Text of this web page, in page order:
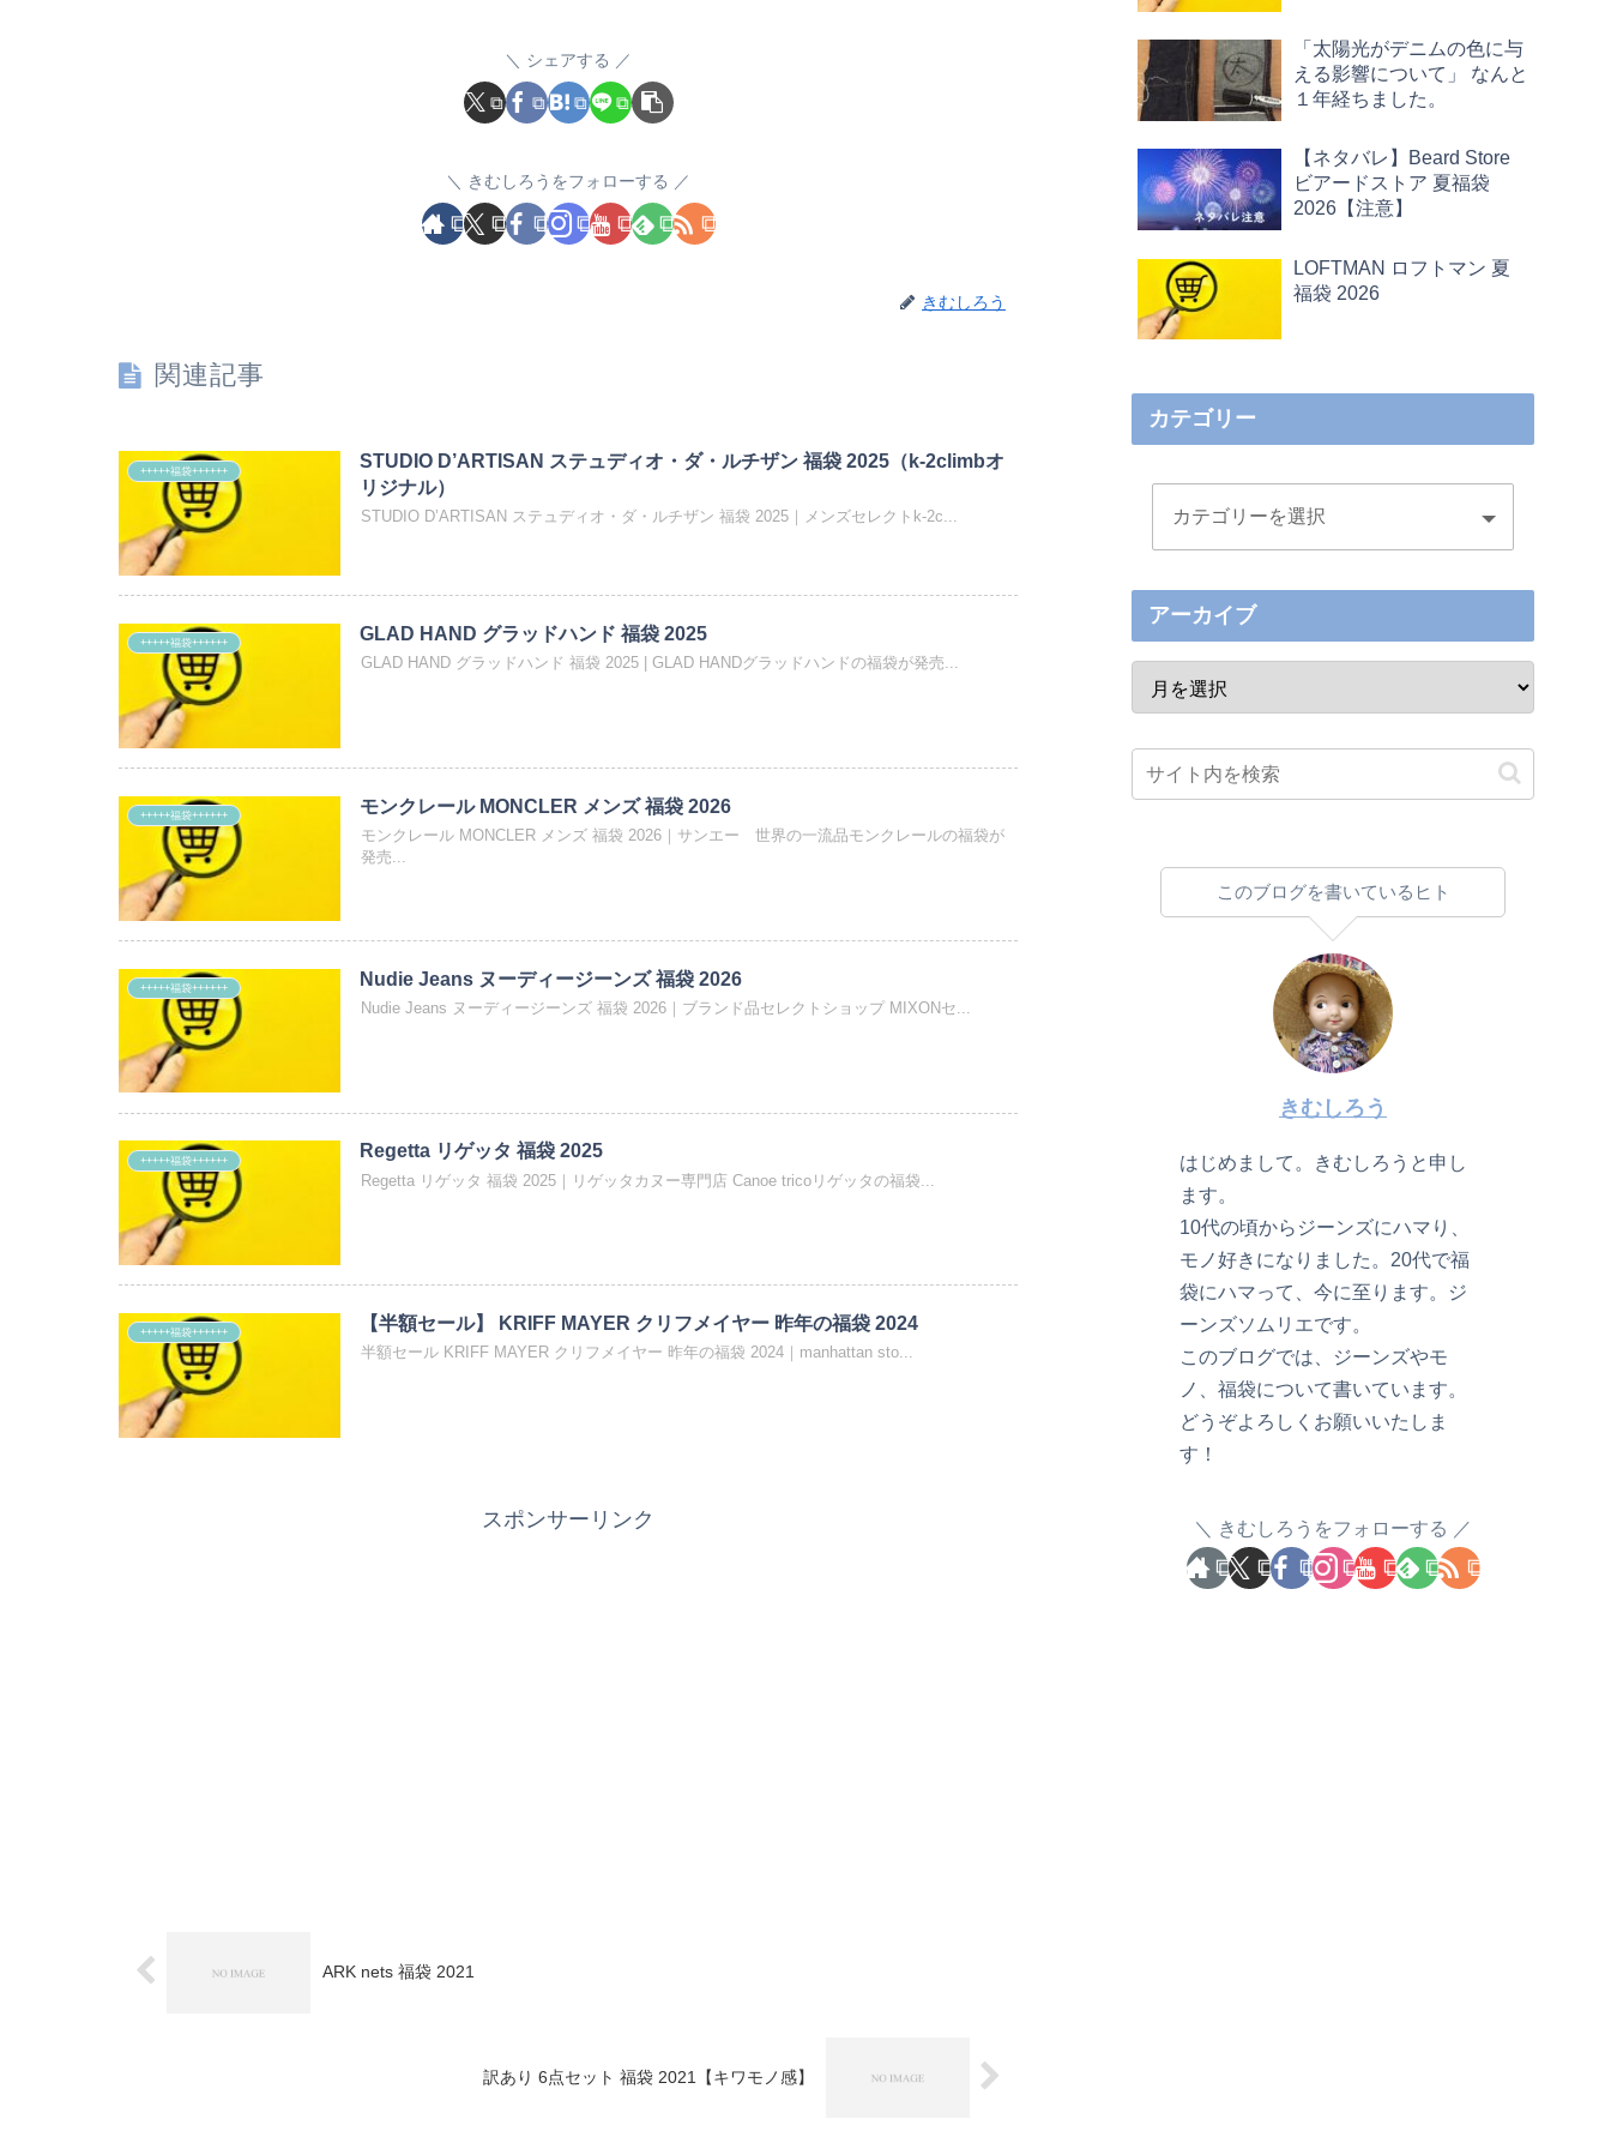
シェアする
きむしろうをフォローする
きむしろう
関連記事
+++++福袋++++++
STUDIO D’ARTISAN ステュディオ・ダ・ルチザン 福袋 2025（k-2climbオ
リジナル）
STUDIO D’ARTISAN ステュディオ・ダ・ルチザン 福袋 2025｜メンズセレクトk-2c...
+++++福袋++++++ GLAD HAND グラッドハンド 福袋 2025
GLAD HAND グラッドハンド 福袋 2025 | GLAD HANDグラッドハンドの福袋が発売...
+++++福袋++++++ モンクレール MONCLER メンズ 福袋 2026
モンクレール MONCLER メンズ 福袋 2026｜サンエー 世界の一流品モンクレールの福袋が
発売...
+++++福袋++++++ Nudie Jeans ヌーディージーンズ 福袋 2026
Nudie Jeans ヌーディージーンズ 福袋 2026｜ブランド品セレクトショップ MIXONセ...
+++++福袋++++++ Regetta リゲッタ 福袋 2025
Regetta リゲッタ 福袋 2025｜リゲッタカヌー専門店 Canoe tricoリゲッタの福袋...
+++++福袋++++++ 【半額セール】 KRIFF MAYER クリフメイヤー 昨年の福袋 2024
半額セール KRIFF MAYER クリフメイヤー 昨年の福袋 2024｜manhattan sto...
スポンサーリンク
ARK nets 福袋 2021
訳あり 6点セット 福袋 2021【キワモノ感】
「太陽光がデニムの色に与
える影響について」 なんと
１年経ちました。
【ネタバレ】Beard Store
ビアードストア 夏福袋
2026【注意】
LOFTMAN ロフトマン 夏
福袋 2026
カテゴリー
アーカイブ
このブログを書いているヒト
きむしろう
はじめまして。きむしろうと申し
ます。
10代の頃からジーンズにハマり、
モノ好きになりました。20代で福
袋にハマって、今に至ります。ジ
ーンズソムリエです。
このブログでは、ジーンズやモ
ノ、福袋について書いています。
どうぞよろしくお願いいたしま
す！
きむしろうをフォローする